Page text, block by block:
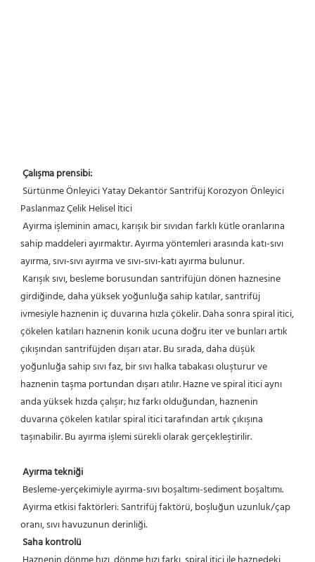
Çalışma prensibi:
Sürtünme Önleyici Yatay Dekantör Santrifüj Korozyon Önleyici
Paslanmaz Çelik Helisel İtici
Ayırma işleminin amacı, karışık bir sıvıdan farklı kütle oranlarına
sahip maddeleri ayırmaktır. Ayırma yöntemleri arasında katı-sıvı
ayırma, sıvı-sıvı ayırma ve sıvı-sıvı-katı ayırma bulunur.
girdiğinde, daha yüksek yoğunluğa sahip katılar, santrifüj
ivmesiyle haznenin iç duvarına hızla çökelir. Daha sonra spiral itici,
çökelen katıları haznenin konik ucuna doğru iter ve bunları artık
çıkışından santrifüjden dışarı atar. Bu sırada, daha düşük
yoğunluğa sahip sıvı faz, bir sıvı halka tabakası oluşturur ve
haznenin taşma portundan dışarı atılır. Hazne ve spiral itici aynı
anda yüksek hızda çalışır; hız farkı olduğundan, haznenin
duvarına çökelen katılar spiral itici tarafından artık çıkışına
taşınabilir. Bu ayırma işlemi sürekli olarak gerçekleştirilir.
Ayırma tekniği
Besleme-yerçekimiyle ayırma-sıvı boşaltımı-sediment boşaltımı.
oranı, sıvı havuzunun derinliği.
Saha kontrolü